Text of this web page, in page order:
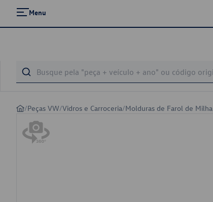
Menu
/Peças VW/Vidros e Carroceria/Molduras de Farol de Milha